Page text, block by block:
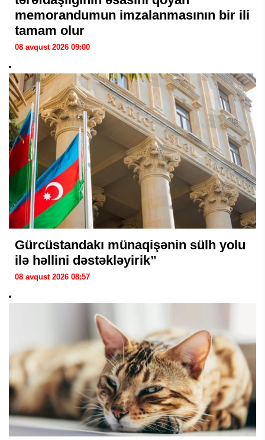
memorandumun imzalanmasının bir ili
tamam olur
08 avqust 2026 09:00
Gürcüstandakı münaqişənin sülh yolu
ilə həllini dəstəkləyirik”
08 avqust 2026 08:57